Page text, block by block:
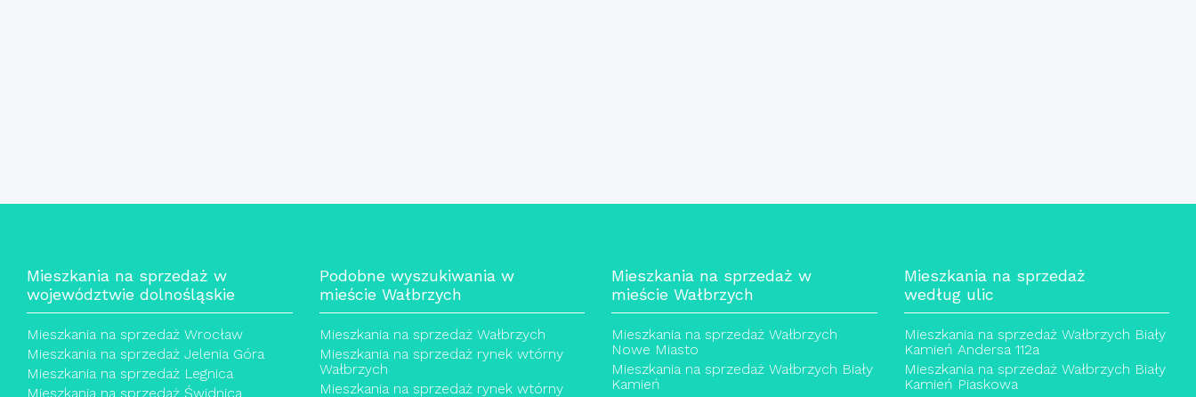
Mieszkania na sprzedaż w
województwie dolnośląskie
Mieszkania na sprzedaż Wrocław
Mieszkania na sprzedaż Jelenia Góra
Mieszkania na sprzedaż Legnica
Mieszkania na sprzedaż Świdnica
Podobne wyszukiwania w
mieście Wałbrzych
Mieszkania na sprzedaż Wałbrzych
Mieszkania na sprzedaż rynek wtórny
Wałbrzych
Mieszkania na sprzedaż rynek wtórny
Mieszkania na sprzedaż w
mieście Wałbrzych
Mieszkania na sprzedaż Wałbrzych
Nowe Miasto
Mieszkania na sprzedaż Wałbrzych Biały
Kamień
Mieszkania na sprzedaż
według ulic
Mieszkania na sprzedaż Wałbrzych Biały
Kamień Andersa 112a
Mieszkania na sprzedaż Wałbrzych Biały
Kamień Piaskowa